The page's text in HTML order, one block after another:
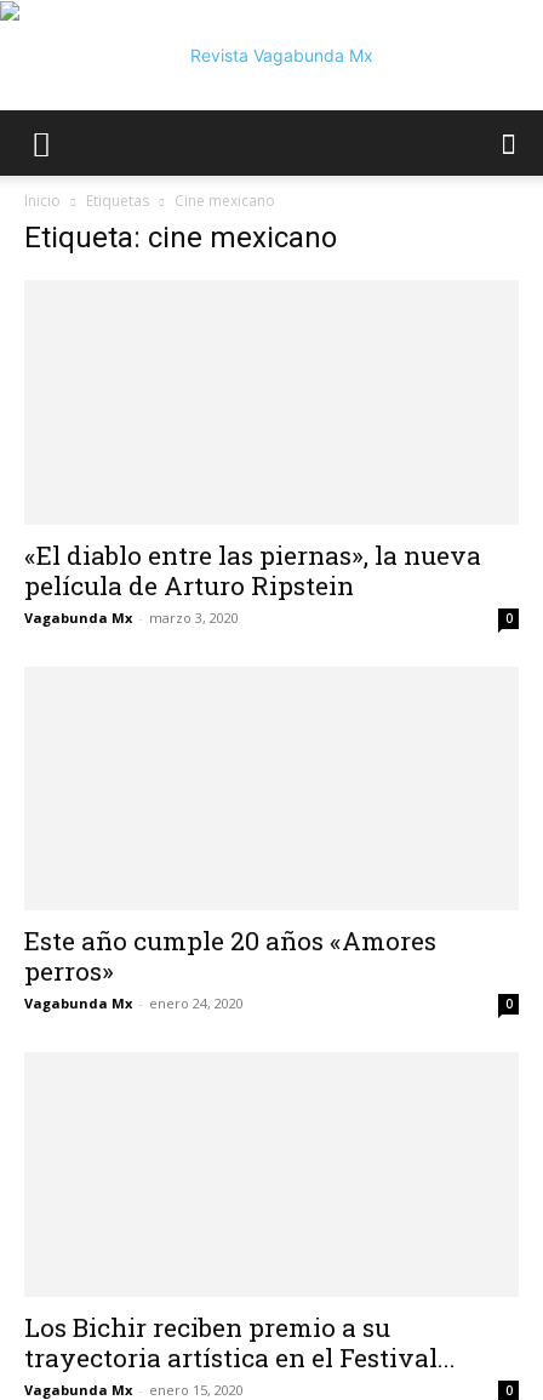
Inicio Etiquetas Cine mexicano
Etiqueta: cine mexicano
«El diablo entre las piernas», la nueva
película de Arturo Ripstein
Vagabunda Mx - marzo 3, 2020 0
Este año cumple 20 años «Amores
perros»
Vagabunda Mx - enero 24, 2020 0
Los Bichir reciben premio a su
trayectoria artística en el Festival...
Vagabunda Mx - enero 15, 2020 0